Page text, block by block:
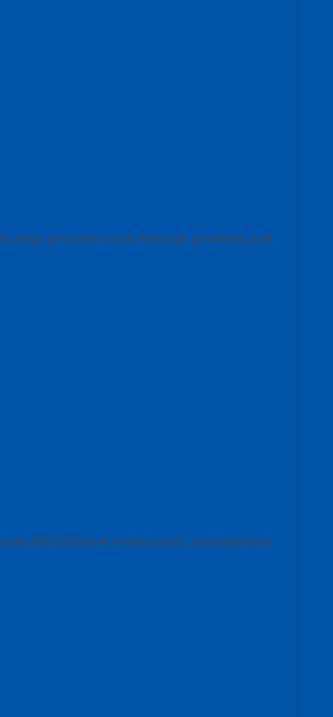
harga perosotan murah Perosotan gelombang anak
085230550048. Related posts: Jual playground